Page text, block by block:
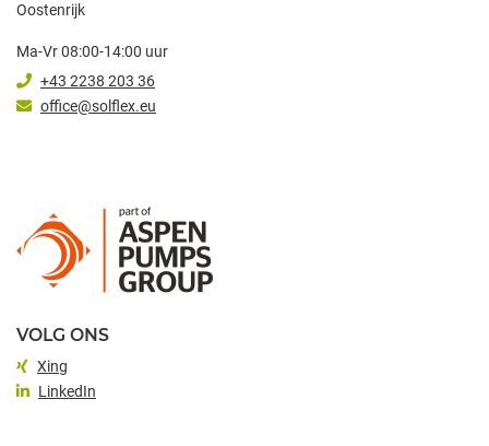
Oostenrijk
Ma-Vr 08:00-14:00 uur
+43 2238 203 36
office@solflex.eu
VOLG ONS
Xing
LinkedIn